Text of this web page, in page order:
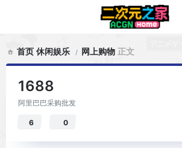
首页 休闲娱乐 网上购物 正文
1688
阿里巴巴采购批发
6 0